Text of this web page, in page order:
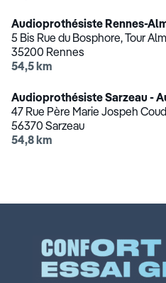
Audioprothésiste Rennes-
5 Bis Rue du Bosphore, Tour
35200 Rennes
54,5 km
Audioprothésiste Sarzeau -
47 Rue Père Marie Jospeh
56370 Sarzeau
54,8 km